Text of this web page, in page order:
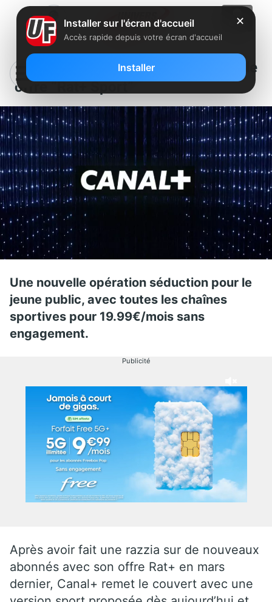
Canal+ frappe fort avec une nouvelle
offre “Rat+ Sport”
Une nouvelle opération séduction pour le
jeune public, avec toutes les chaînes
sportives pour 19.99€/mois sans
engagement.
Publicité
Après avoir fait une razzia sur de nouveaux
abonnés avec son offre Rat+ en mars
dernier, Canal+ remet le couvert avec une
✕
Installer sur l'écran d'accueil
Accès rapide depuis votre écran d'accueil
Installer